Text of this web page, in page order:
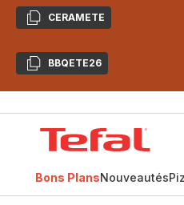
CopierCERAMETE
CopierBBQETE26
Bons PlansNouveautés